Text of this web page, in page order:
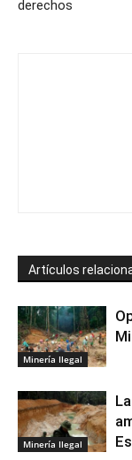
derechos
Artículos
Minería Ilegal
Minería Ilegal